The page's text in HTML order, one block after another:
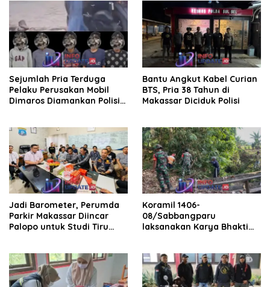
Sejumlah Pria Terduga
Pelaku Perusakan Mobil
Dimaros Diamankan Polisi.
Bantu Angkut Kabel Curian
BTS, Pria 38 Tahun di
Makassar Diciduk Polisi
Jadi Barometer, Perumda
Parkir Makassar Diincar
Palopo untuk Studi Tiru
Koramil 1406-
08/Sabbangparu
laksanakan Karya Bhakti